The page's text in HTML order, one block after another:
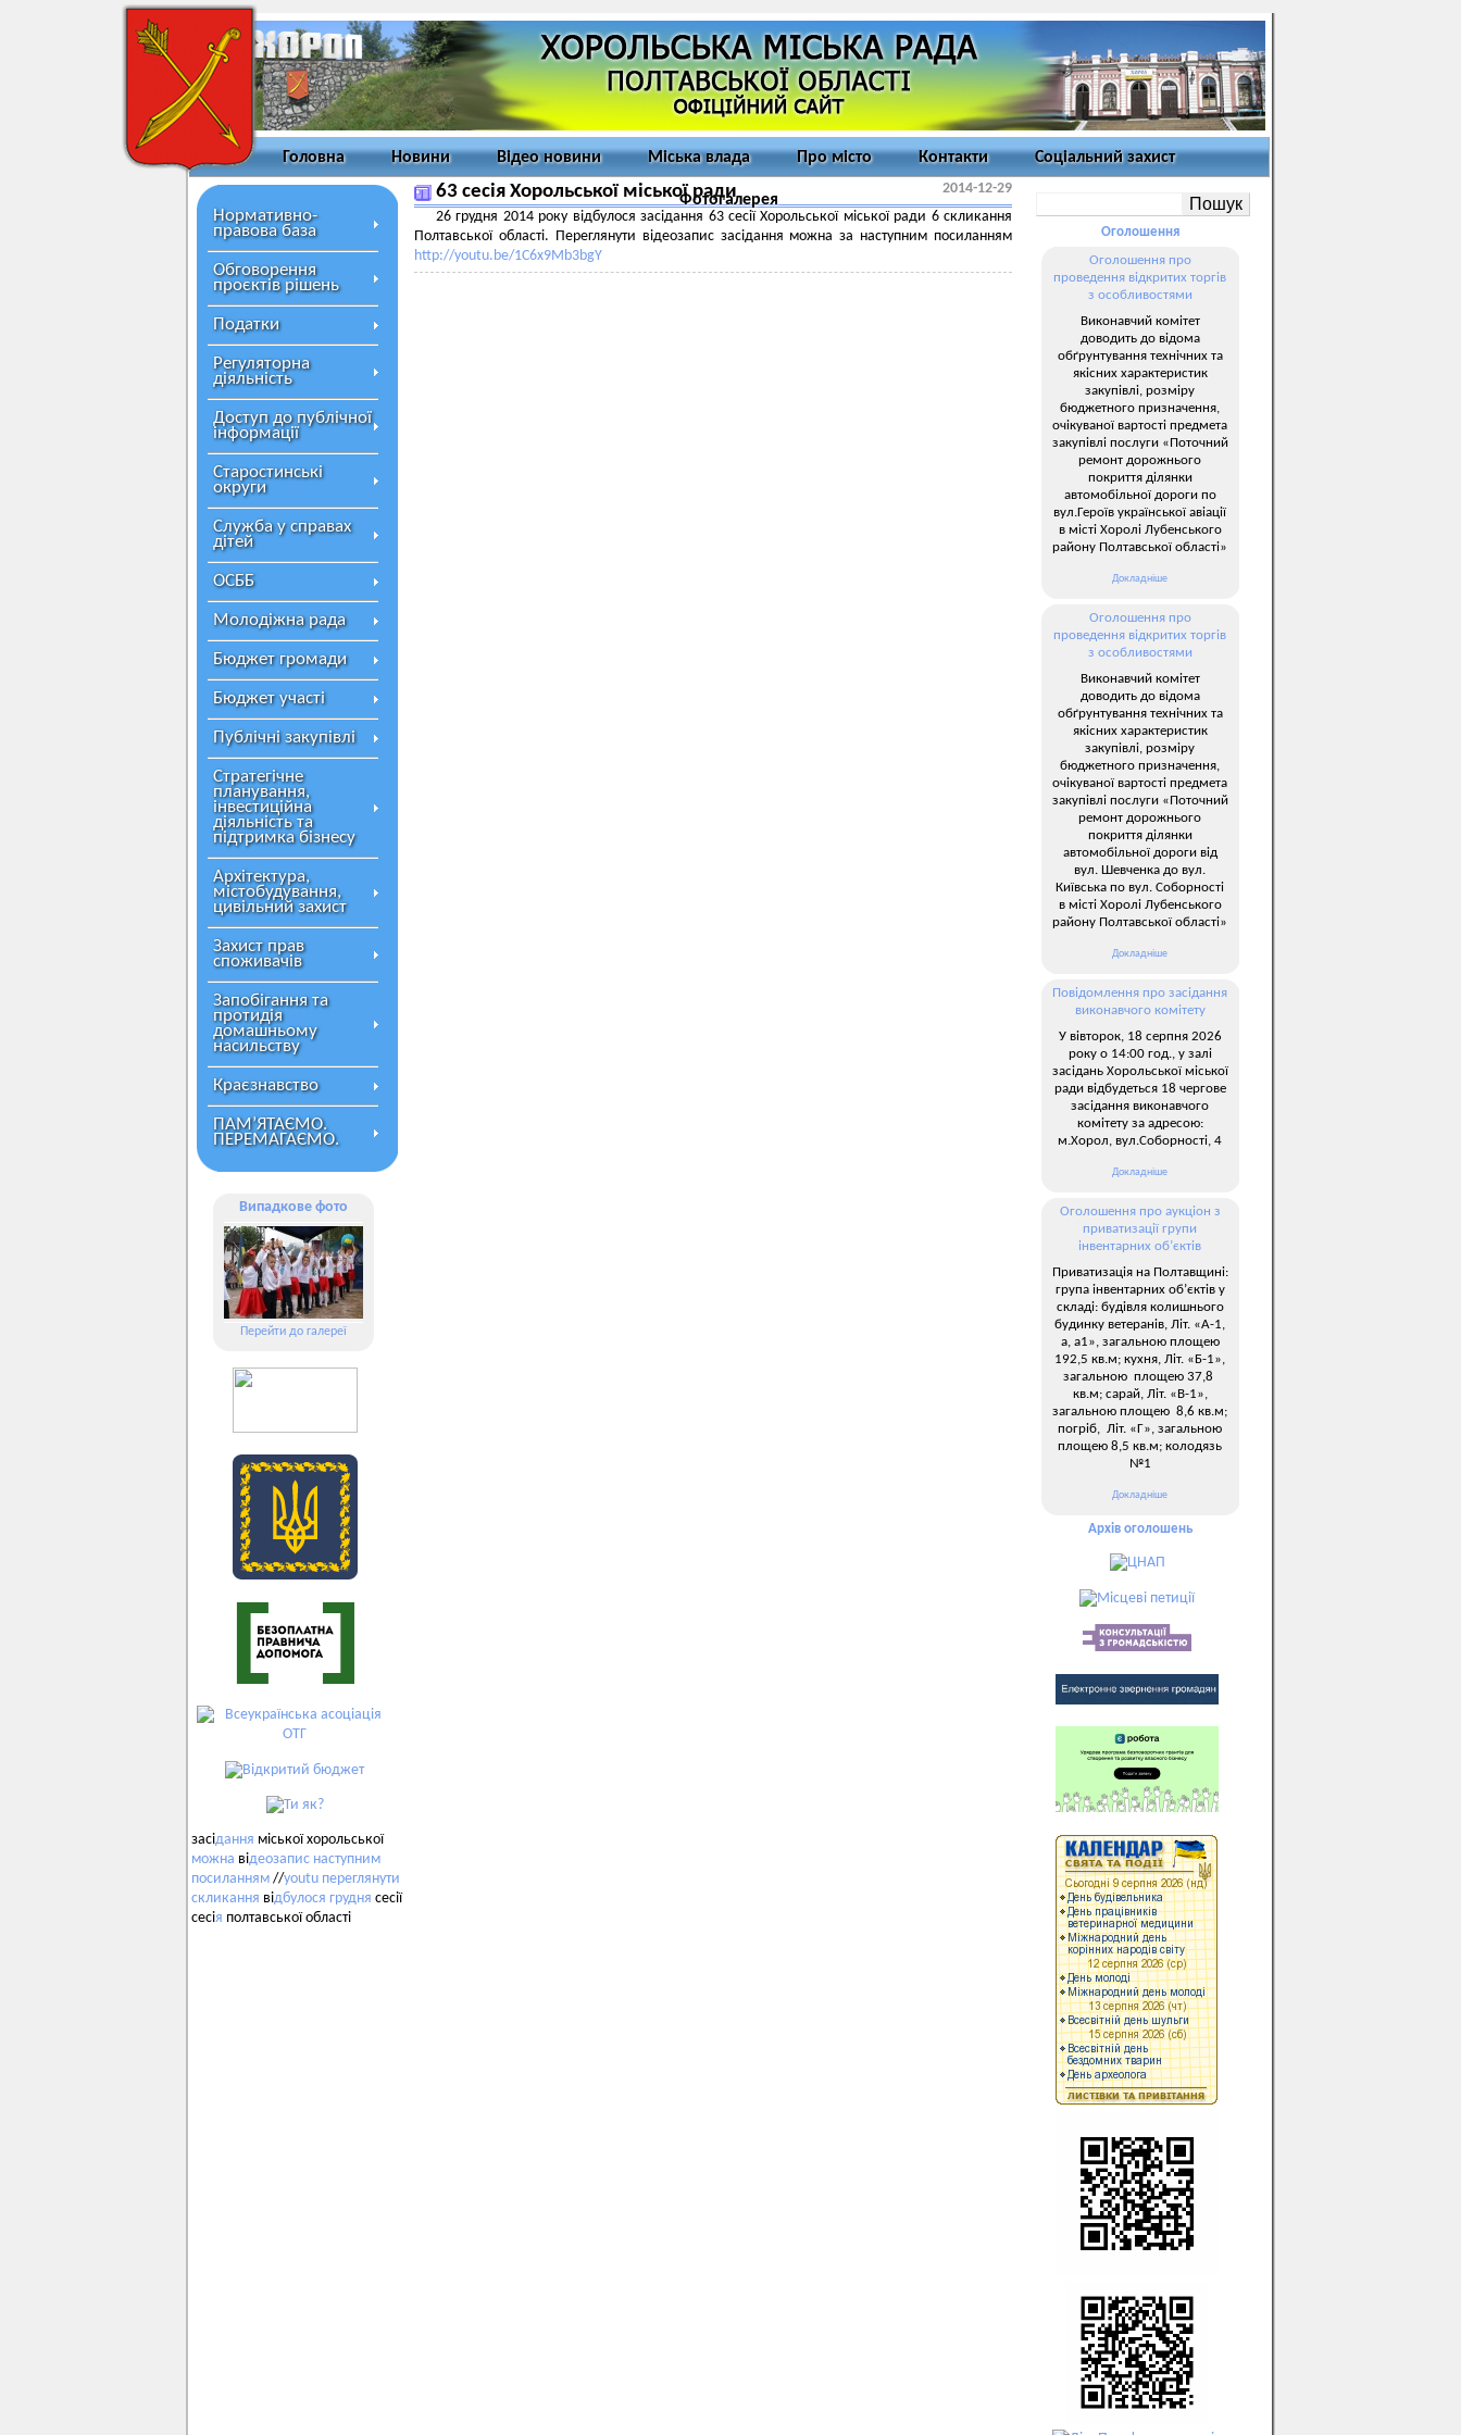
Головна Новини Відео новини Міська влада Про місто Контакти Соціальний захист
Фотогалерея
Нормативно-
правова база
Обговорення
проєктів рішень
Податки
Регуляторна
діяльність
Доступ до публічної
інформації
Старостинські
округи
Служба у справах
дітей
ОСББ
Молодіжна рада
Бюджет громади
Бюджет участі
Публічні закупівлі
Стратегічне
планування,
інвестиційна
діяльність та
підтримка бізнесу
Архітектура,
містобудування,
цивільний захист
Захист прав
споживачів
Запобігання та
протидія
домашньому
насильству
Краєзнавство
ПАМ’ЯТАЄМО.
ПЕРЕМАГАЄМО.
Випадкове фото
Перейти до галереї
засідання міської хорольської
можна відеозапис наступним
посиланням //youtu переглянути
скликання відбулося грудня сесії
сесія полтавської області
63 сесія Хорольської міської ради
2014-12-29
26 грудня 2014 року відбулося засідання 63 сесії Хорольської міської ради 6 скликання
Полтавської області. Переглянути відеозапис засідання можна за наступним посиланням
http://youtu.be/1C6x9Mb3bgY
Оголошення
Оголошення про
проведення відкритих торгів
з особливостями
Виконавчий комітет
доводить до відома
обґрунтування технічних та
якісних характеристик
закупівлі, розміру
бюджетного призначення,
очікуваної вартості предмета
закупівлі послуги «Поточний
ремонт дорожнього
покриття ділянки
автомобільної дороги по
вул.Героїв української авіації
в місті Хоролі Лубенського
району Полтавської області»
Докладніше
Оголошення про
проведення відкритих торгів
з особливостями
Виконавчий комітет
доводить до відома
обґрунтування технічних та
якісних характеристик
закупівлі, розміру
бюджетного призначення,
очікуваної вартості предмета
закупівлі послуги «Поточний
ремонт дорожнього
покриття ділянки
автомобільної дороги від
вул. Шевченка до вул.
Київська по вул. Соборності
в місті Хоролі Лубенського
району Полтавської області»
Докладніше
Повідомлення про засідання
виконавчого комітету
У вівторок, 18 серпня 2026
року о 14:00 год., у залі
засідань Хорольської міської
ради відбудеться 18 чергове
засідання виконавчого
комітету за адресою:
м.Хорол, вул.Соборності, 4
Докладніше
Оголошення про аукціон з
приватизації групи
інвентарних об’єктів
Приватизація на Полтавщині:
група інвентарних об’єктів у
складі: будівля колишнього
будинку ветеранів, Літ. «А-1,
а, а1», загальною площею
192,5 кв.м; кухня, Літ. «Б-1»,
загальною площею 37,8
кв.м; сарай, Літ. «В-1»,
загальною площею 8,6 кв.м;
погріб, Літ. «Г», загальною
площею 8,5 кв.м; колодязь
№1
Докладніше
Архів оголошень